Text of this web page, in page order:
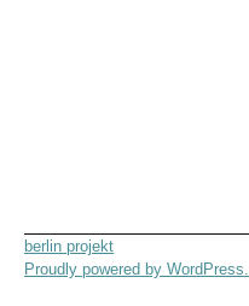
berlin projekt
Proudly powered by WordPress.